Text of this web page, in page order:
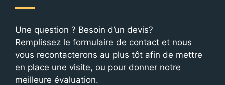
Une question ? Besoin d’un devis?
Remplissez le formulaire de contact et nous
vous recontacterons au plus tôt afin de mettre
en place une visite, ou pour donner notre
meilleure évaluation.